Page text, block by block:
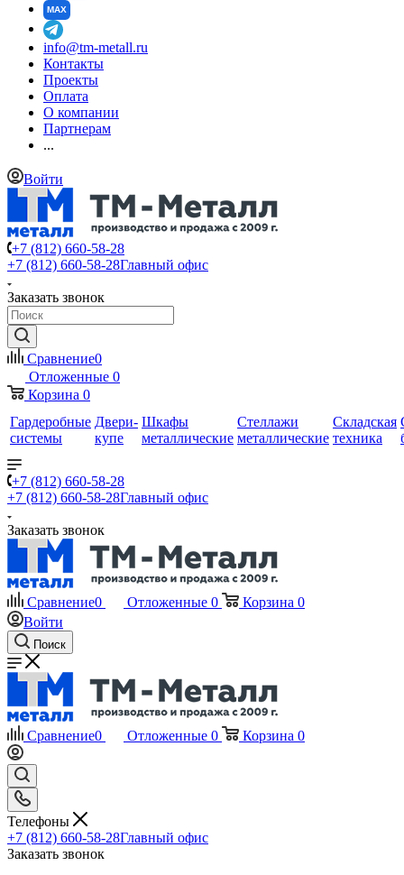
MAX
info@tm-metall.ru
Контакты
Проекты
Оплата
О компании
Партнерам
...
Войти
+7 (812) 660-58-28
+7 (812) 660-58-28Главный офис
Заказать звонок
Сравнение0
Отложенные 0
Корзина 0
Гардеробные
системы
Двери-
купе
Шкафы
металлические
Стеллажи
металлические
Складская
техника
+7 (812) 660-58-28
+7 (812) 660-58-28Главный офис
Заказать звонок
Сравнение0 Отложенные 0 Корзина 0
Войти
Поиск
Сравнение0 Отложенные 0 Корзина 0
Телефоны
+7 (812) 660-58-28Главный офис
Заказать звонок